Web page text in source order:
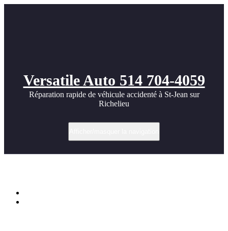
Versatile Auto 514 704-4059
Réparation rapide de véhicule accidenté à St-Jean sur
Richelieu